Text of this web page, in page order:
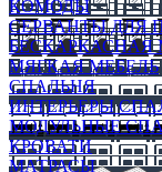
КОМОДЫ
СЕРВАНТЫ ДЛЯ
БЕСКАРКАСНАЯ
МЯГКАЯ МЕБЕЛЬ
СПАЛЬНЯ
ИНТЕРЬЕРЫ
МОДУЛЬНЫЕ
КРОВАТИ
МАТРАСЫ